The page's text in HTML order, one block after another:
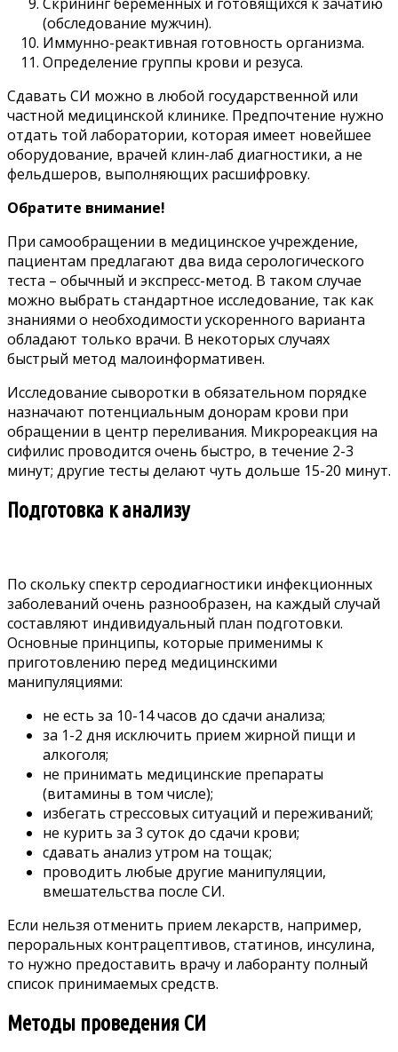
(обследование мужчин).
Иммунно-реактивная готовность организма.
Определение группы крови и резуса.
Сдавать СИ можно в любой государственной или
частной медицинской клинике. Предпочтение нужно
отдать той лаборатории, которая имеет новейшее
оборудование, врачей клин-лаб диагностики, а не
фельдшеров, выполняющих расшифровку.
Обратите внимание!
При самообращении в медицинское учреждение,
пациентам предлагают два вида серологического
теста – обычный и экспресс-метод. В таком случае
можно выбрать стандартное исследование, так как
знаниями о необходимости ускоренного варианта
обладают только врачи. В некоторых случаях
быстрый метод малоинформативен.
Исследование сыворотки в обязательном порядке
назначают потенциальным донорам крови при
обращении в центр переливания. Микрореакция на
сифилис проводится очень быстро, в течение 2-3
минут; другие тесты делают чуть дольше 15-20 минут.
Подготовка к анализу
По скольку спектр серодиагностики инфекционных
заболеваний очень разнообразен, на каждый случай
составляют индивидуальный план подготовки.
Основные принципы, которые применимы к
приготовлению перед медицинскими
манипуляциями:
не есть за 10-14 часов до сдачи анализа;
за 1-2 дня исключить прием жирной пищи и
алкоголя;
не принимать медицинские препараты
(витамины в том числе);
избегать стрессовых ситуаций и переживаний;
не курить за 3 суток до сдачи крови;
сдавать анализ утром на тощак;
проводить любые другие манипуляции,
вмешательства после СИ.
Если нельзя отменить прием лекарств, например,
пероральных контрацептивов, статинов, инсулина,
то нужно предоставить врачу и лаборанту полный
список принимаемых средств.
Методы проведения СИ